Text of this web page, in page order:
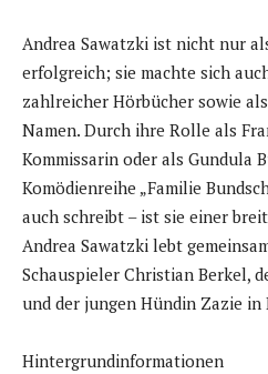
Andrea Sawatzki ist nicht nur
erfolgreich; sie machte sich
zahlreicher Hörbücher sowie
Namen. Durch ihre Rolle als
Kommissarin oder als Gundula
Komödienreihe „Familie
auch schreibt – ist sie einer
Andrea Sawatzki lebt
Schauspieler Christian Berkel,
und der jungen Hündin Zazie in
Hintergrundinformationen